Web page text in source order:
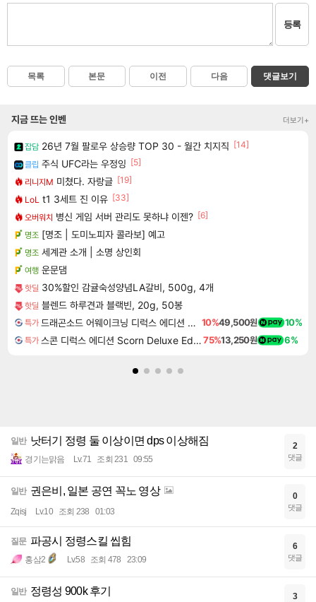
등록
목록 본문 이전 다음 댓글보기
지금 뜨는 인벤 더보기+
잡담 26년 7월 팔로우 상승량 TOP 30 - 월간 치지직 [14]
클립 주식 UFC라는 우정잉 [5]
리니지M 미쳤다. 자랑글 [19]
LoL t1 3세트 진 이유 [33]
오버워치 병신 게임 서버 관리도 못하냐 이젠? [6]
명조 [명조 | 도미노피자 콜라보] 예고
명조 세계관 소개 | 소명 상인회
여행 운문댐
핫딜 30%할인 감귤숙성양념LA갈비, 500g, 4개
핫딜 블렌드 하루견과 블랙빈, 20g, 50봉
특가 드래곤소드 어웨이크닝 디럭스 에디션 DragonSword Awakening Deluxe Edition 10%49,500원 10%
특가 스콘 디럭스 에디션 Scorn Deluxe Edition75%13,250원 6%
일반 낫터기 정령 둘 이상이면 dps 이상해짐
경기는맑음 Lv.71 조회 231 09:55
2
댓글
일반 권은비, 일본 공연 꼭노 영상
Zqisj Lv.10 조회 238 01:03
0
댓글
질문 파공시 정령스킬 씹힘
홍삼2 Lv.58 조회 478 23:09
6
댓글
일반 정령성 900k 후기 3